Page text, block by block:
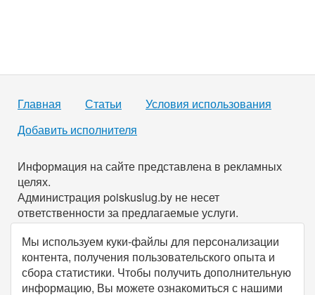
Главная Статьи
Условия использования
Добавить исполнителя
Информация на сайте представлена в рекламных
целях.
Администрация poiskuslug.by не несет
ответственности за предлагаемые услуги.
По всем имеющимся вопросам вы можете связаться с
нами черезформу обратной связи.
© Все права защищены, 2026, poiskuslug.by.
Мы используем куки-файлы для персонализации
контента, получения пользовательского опыта и
сбора статистики. Чтобы получить дополнительную
информацию, Вы можете ознакомиться с нашими